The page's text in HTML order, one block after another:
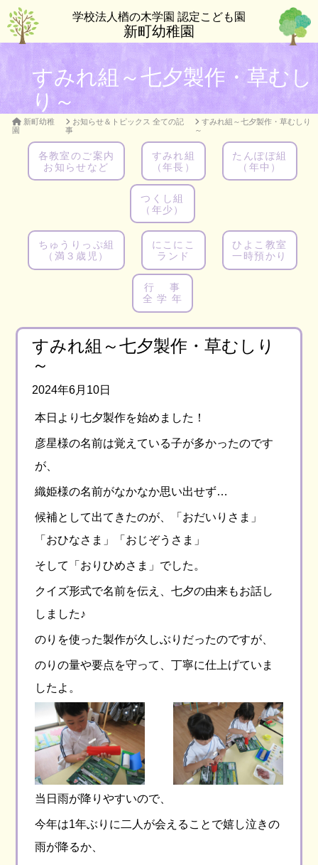
学校法人楢の木学園 認定こども園
新町幼稚園
すみれ組～七夕製作・草むし
り～
新町幼稚
園
お知らせ＆トピックス 全ての記
事
すみれ組～七夕製作・草むしり
～
各教室のご案内
お知らせなど
すみれ組
（年長）
たんぽぽ組
（年中）
つくし組
（年少）
ちゅうりっぷ組
（満３歳児）
にこにこ
ランド
ひよこ教室
一時預かり
行 事
全 学 年
すみれ組～七夕製作・草むしり
～
2024年6月10日
本日より七夕製作を始めました！
彦星様の名前は覚えている子が多かったのです
が、
織姫様の名前がなかなか思い出せず…
候補として出てきたのが、「おだいりさま」
「おひなさま」「おじぞうさま」
そして「おりひめさま」でした。
クイズ形式で名前を伝え、七夕の由来もお話し
しました♪
のりを使った製作が久しぶりだったのですが、
のりの量や要点を守って、丁寧に仕上げていま
したよ。
当日雨が降りやすいので、
今年は1年ぶりに二人が会えることで嬉し泣きの
雨が降るか、